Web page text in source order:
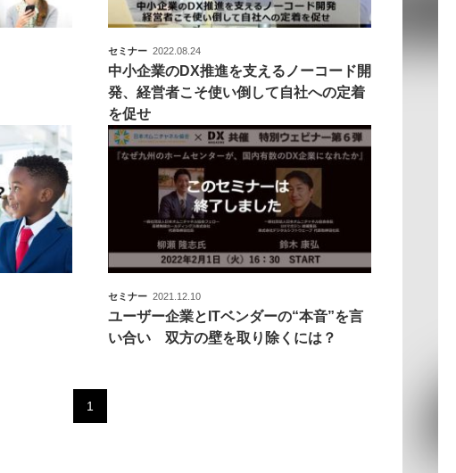
お問い合わせ
運営会社
採用情報
みのリアル～
【9/30開催】AIで何でもできる時代に、
れるのか
2026-08-07
セミナー 2022.08.24
中小企業のDX推進を支えるノーコード開
発、経営者こそ使い倒して自社への定着
を促せ
セミナー 2021.12.10
ユーザー企業とITベンダーの“本音”を言
い合い 双方の壁を取り除くには？
1